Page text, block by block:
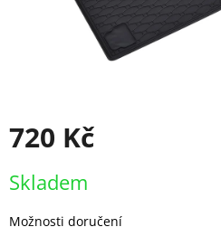
720 Kč
cena:
Skladem
Možnosti doručení